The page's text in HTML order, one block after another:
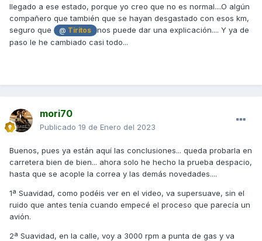
llegado a ese estado, porque yo creo que no es normal....O algún
compañero que también que se hayan desgastado con esos km,
seguro que
@ Tiritos
nos puede dar una explicación.... Y ya de
paso le he cambiado casi todo...
mori70
Publicado 19 de Enero del 2023
Buenos, pues ya están aquí las conclusiones... queda probarla en
carretera bien de bien... ahora solo he hecho la prueba despacio,
hasta que se acople la correa y las demás novedades....
1ª Suavidad, como podéis ver en el video, va supersuave, sin el
ruido que antes tenía cuando empecé el proceso que parecía un
avión.
2ª Suavidad, en la calle, voy a 3000 rpm a punta de gas y va